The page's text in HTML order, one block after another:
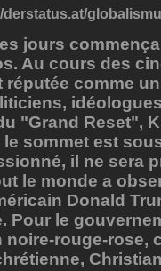
derstatus.at/
jours
Au cours des
réputée comme
"Grand Reset",
le sommet est
il ne sera
le monde a
Donald
Pour le
rouge-rose,